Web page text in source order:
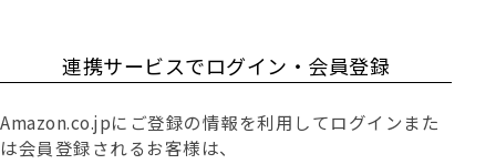
連携サービスでログイン・会員登録
Amazon.co.jpにご登録の情報を利用してログインまた
は会員登録されるお客様は、